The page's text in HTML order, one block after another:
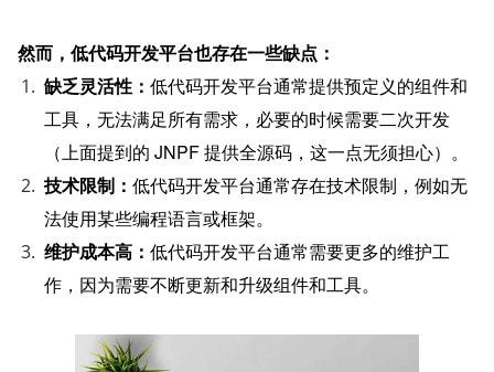
然而，低代码开发平台也存在一些缺点：
缺乏灵活性： 低代码开发平台通常提供预定义的组件和
工具，无法满足所有需求，必要的时候需要二次开发
（上面提到的 JNPF 提供全源码，这一点无须担心）。
技术限制： 低代码开发平台通常存在技术限制，例如无
法使用某些编程语言或框架。
维护成本高： 低代码开发平台通常需要更多的维护工
作，因为需要不断更新和升级组件和工具。